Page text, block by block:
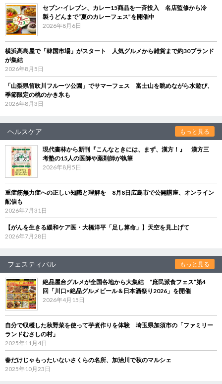
セブン‐イレブン、カレー15商品を一斉投入 名店監修から冷
製うどんまで“夏のカレーフェス”を開催中
2026年8月6日
横浜高島屋で「韓国市場」がスタート 人気グルメから雑貨まで約30ブランド
が集結
2026年8月5日
「山梨県笛吹川フルーツ公園」でサマーフェス 富士山を眺めながら水遊び、
季節限定の桃のかき氷も
2026年8月3日
ヘルスケア もっと見る
現代書林から新刊『こんなときには、まず、漢方！』 漢方三
考塾の15人の医師や薬剤師が執筆
2026年8月5日
重症筋無力症への正しい知識と理解を 8月8日広島市で公開講座、オンライン
配信も
2026年7月31日
【がんを生きる緩和ケア医・大橋洋平「足し算命」】天空を見上げて
2026年7月28日
フェスティバル もっと見る
絶品屋台グルメが全国各地から大集結 “庶民派食フェス”第4
回「川口×絶品グルメビール＆日本酒祭り2026」を開催
2026年4月15日
自分で収穫した秋野菜を使って芋煮作りを体験 埼玉県加須市の「ファミリー
ランドむさしの村」
2025年11月4日
春だけじゃもったいないさくらの名所、加治川で秋のマルシェ
2025年10月23日